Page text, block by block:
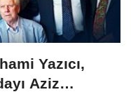
Yazıcı,
Aziz